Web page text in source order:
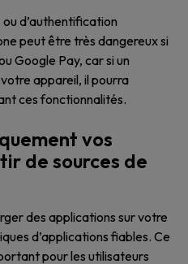
d’authentification
peut être très dangereux si
Google Pay, car si un
appareil, il pourra
ces fonctionnalités.
vos
de sources de
des applications sur votre
d’applications fiables. Ce
pour les utilisateurs